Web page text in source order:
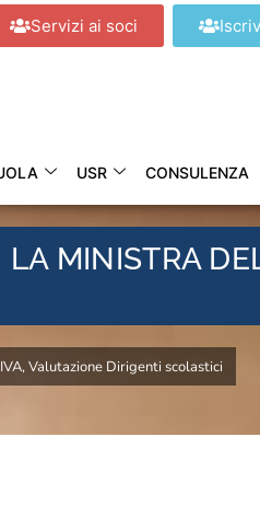
Servizi ai soci
USR CONSULENZA
LA MINISTRA
,Valutazione Dirigenti scolastici